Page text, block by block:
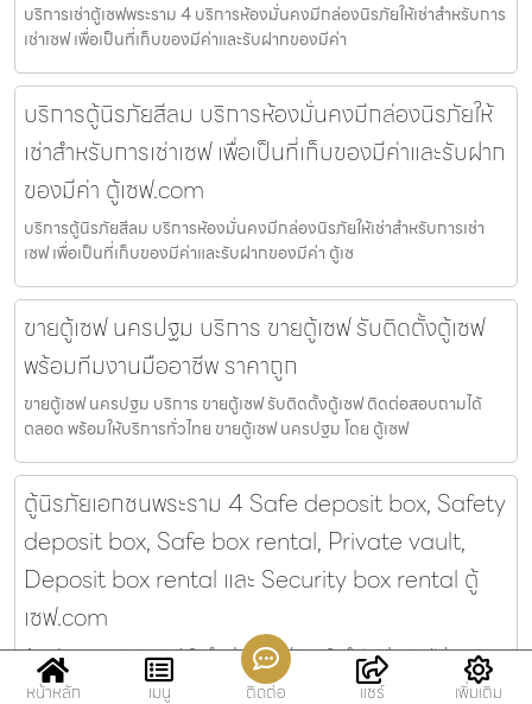
บริการเช่าตู้เซฟพระราม 4 บริการห้องมั่นคงมีกล่องนิรภัยให้เช่าสำหรับการ
เช่าเซฟ เพื่อเป็นที่เก็บของมีค่าและรับฝากของมีค่า
บริการตู้นิรภัยสีลม บริการห้องมั่นคงมีกล่องนิรภัยให้
เช่าสำหรับการเช่าเซฟ เพื่อเป็นที่เก็บของมีค่าและรับฝาก
ของมีค่า ตู้เซฟ.com
บริการตู้นิรภัยสีลม บริการห้องมั่นคงมีกล่องนิรภัยให้เช่าสำหรับการเช่า
เซฟ เพื่อเป็นที่เก็บของมีค่าและรับฝากของมีค่า ตู้เซ
ขายตู้เซฟ นครปฐม บริการ ขายตู้เซฟ รับติดตั้งตู้เซฟ
พร้อมทีมงานมืออาชีพ ราคาถูก
ขายตู้เซฟ นครปฐม บริการ ขายตู้เซฟ รับติดตั้งตู้เซฟ ติดต่อสอบถามได้
ตลอด พร้อมให้บริการทั่วไทย ขายตู้เซฟ นครปฐม โดย ตู้เซฟ
ตู้นิรภัยเอกชนพระราม 4 Safe deposit box, Safety
deposit box, Safe box rental, Private vault,
Deposit box rental และ Security box rental ตู้
เซฟ.com
ตู้นิรภัยเอกชนพระราม 4 Safe deposit box, Safety deposit box,
Safe box rental, Private vault, Deposit box rental และ Secu
หน้าหลัก เมนู ติดต่อ แชร์ เพิ่มเติม